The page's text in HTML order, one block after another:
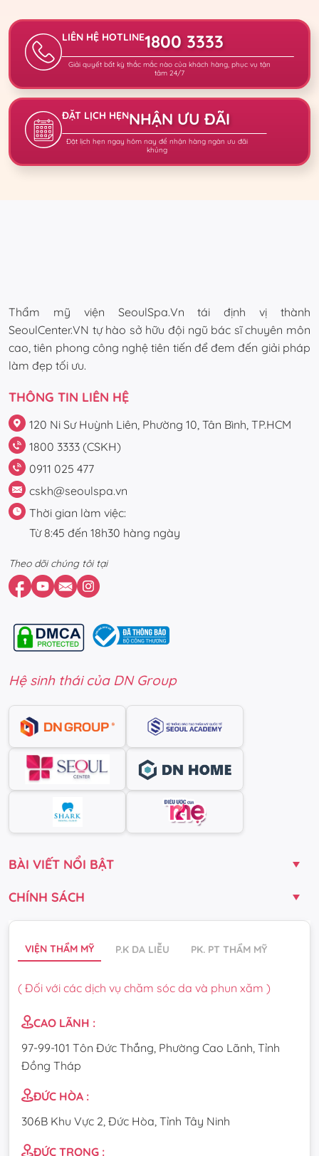
LIÊN HỆ HOTLINE1800 3333
Giải quyết bất kỳ thắc mắc nào của khách hàng, phục vụ tận
tâm 24/7
ĐẶT LỊCH HẸNNHẬN ƯU ĐÃI
Đặt lịch hẹn ngay hôm nay để nhận hàng ngàn ưu đãi
khủng
Thẩm mỹ viện SeoulSpa.Vn tái định vị thành
SeoulCenter.VN tự hào sở hữu đội ngũ bác sĩ chuyên môn
cao, tiên phong công nghệ tiên tiến để đem đến giải pháp
làm đẹp tối ưu.
THÔNG TIN LIÊN HỆ
120 Ni Sư Huỳnh Liên, Phường 10, Tân Bình, TP.HCM
1800 3333 (CSKH)
0911 025 477
cskh@seoulspa.vn
Thời gian làm việc:
Từ 8:45 đến 18h30 hàng ngày
Theo dõi chúng tôi tại
Hệ sinh thái của DN Group
BÀI VIẾT NỔI BẬT
CHÍNH SÁCH
VIỆN THẨM MỸ P.K DA LIỄU PK. PT THẨM MỸ
( Đối với các dịch vụ chăm sóc da và phun xăm )
CAO LÃNH :
97-99-101 Tôn Đức Thắng, Phường Cao Lãnh, Tỉnh
Đồng Tháp
ĐỨC HÒA :
306B Khu Vực 2, Đức Hòa, Tỉnh Tây Ninh
ĐỨC TRỌNG :